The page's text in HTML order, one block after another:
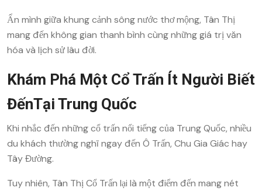
Ẩn mình giữa khung cảnh sông nước thơ mộng, Tân Thị
mang đến không gian thanh bình cùng những giá trị văn
hóa và lịch sử lâu đời.
Khám Phá Một Cổ Trấn Ít Người Biết
ĐếnTại Trung Quốc
Khi nhắc đến những cổ trấn nổi tiếng của Trung Quốc, nhiều
du khách thường nghĩ ngay đến Ô Trấn, Chu Gia Giác hay
Tây Đường.
Tuy nhiên, Tân Thị Cổ Trấn lại là một điểm đến mang nét